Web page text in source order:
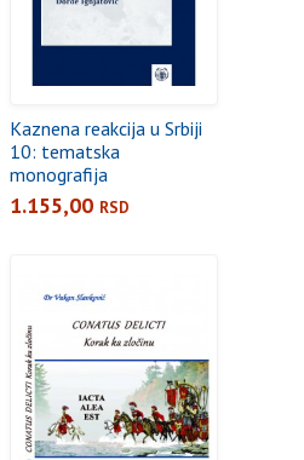
Kaznena reakcija u Srbiji
10: tematska
monografija
1.155,00 RSD